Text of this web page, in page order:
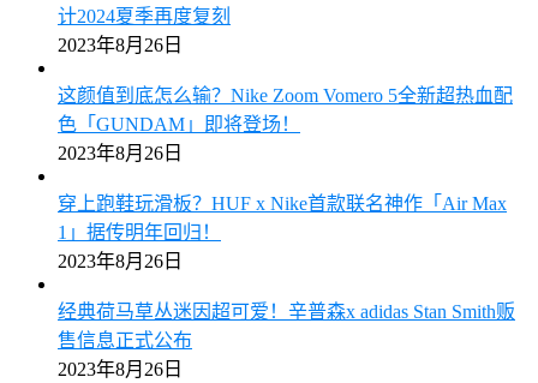
计2024夏季再度复刻
2023年8月26日
这颜值到底怎么输？Nike Zoom Vomero 5全新超热血配
色「GUNDAM」即将登场！
2023年8月26日
穿上跑鞋玩滑板？HUF x Nike首款联名神作「Air Max
1」据传明年回归！
2023年8月26日
经典荷马草丛迷因超可爱！辛普森x adidas Stan Smith贩
售信息正式公布
2023年8月26日